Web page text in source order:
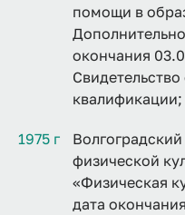
помощи в
окончания
квалификации;
1975 г
физической
«Физическая
дата